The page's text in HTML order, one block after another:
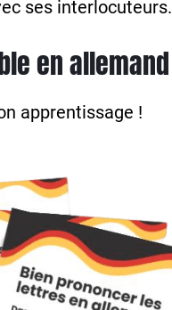
ses interlocuteurs.
en allemand
apprentissage !